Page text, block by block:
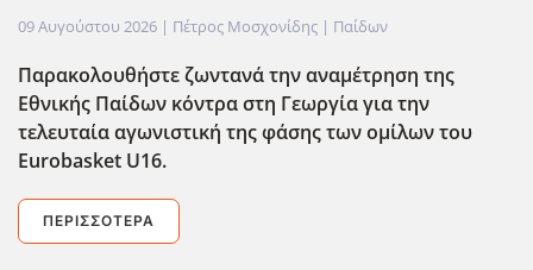
09 Αυγούστου 2026 | Πέτρος Μοσχονίδης | Παίδων
Παρακολουθήστε ζωντανά την αναμέτρηση της
Εθνικής Παίδων κόντρα στη Γεωργία για την
τελευταία αγωνιστική της φάσης των ομίλων του
Eurobasket U16.
ΠΕΡΙΣΣΌΤΕΡΑ